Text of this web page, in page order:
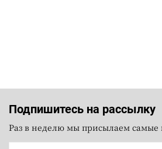
Подпишитесь на рассылку
Раз в неделю мы присылаем самые